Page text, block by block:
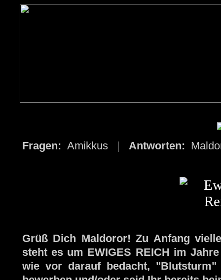
Fragen: Amikkus | Antworten:
Grüß Dich Maldoror! Zu Anfang
steht es um EWIGES REICH im
wie vor darauf bedacht,